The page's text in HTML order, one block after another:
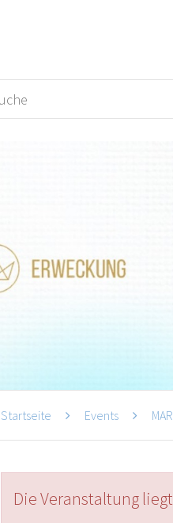
Startseite Events
Die Veranstaltung